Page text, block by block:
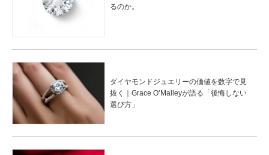
るのか。
ダイヤモンドジュエリーの価値を数字で見
抜く｜Grace O’Malleyが語る「後悔しない
選び方」